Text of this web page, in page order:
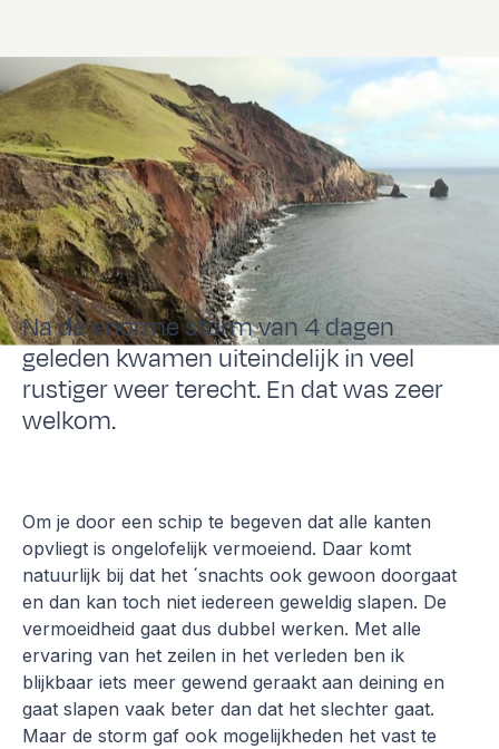
Na de enorme storm van 4 dagen
geleden kwamen uiteindelijk in veel
rustiger weer terecht. En dat was zeer
welkom.
Om je door een schip te begeven dat alle kanten
opvliegt is ongelofelijk vermoeiend. Daar komt
natuurlijk bij dat het ´snachts ook gewoon doorgaat
en dan kan toch niet iedereen geweldig slapen. De
vermoeidheid gaat dus dubbel werken. Met alle
ervaring van het zeilen in het verleden ben ik
blijkbaar iets meer gewend geraakt aan deining en
gaat slapen vaak beter dan dat het slechter gaat.
Maar de storm gaf ook mogelijkheden het vast te